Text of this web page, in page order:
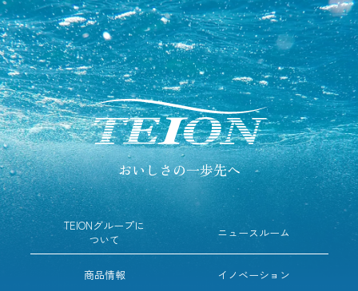
おいしさの一歩先へ
TEIONグループに
ついて
ニュースルーム
商品情報 イノベーション